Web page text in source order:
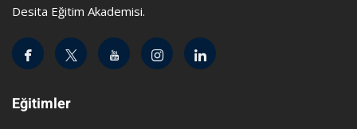
Desita Eğitim Akademisi.
Eğitimler